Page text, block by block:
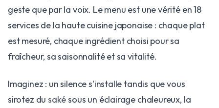
geste que par la voix. Le menu est une vérité en 18
services de la haute cuisine japonaise : chaque plat
est mesuré, chaque ingrédient choisi pour sa
fraîcheur, sa saisonnalité et sa vitalité.
Imaginez : un silence s'installe tandis que vous
sirotez dusakésous un éclairage chaleureux, la